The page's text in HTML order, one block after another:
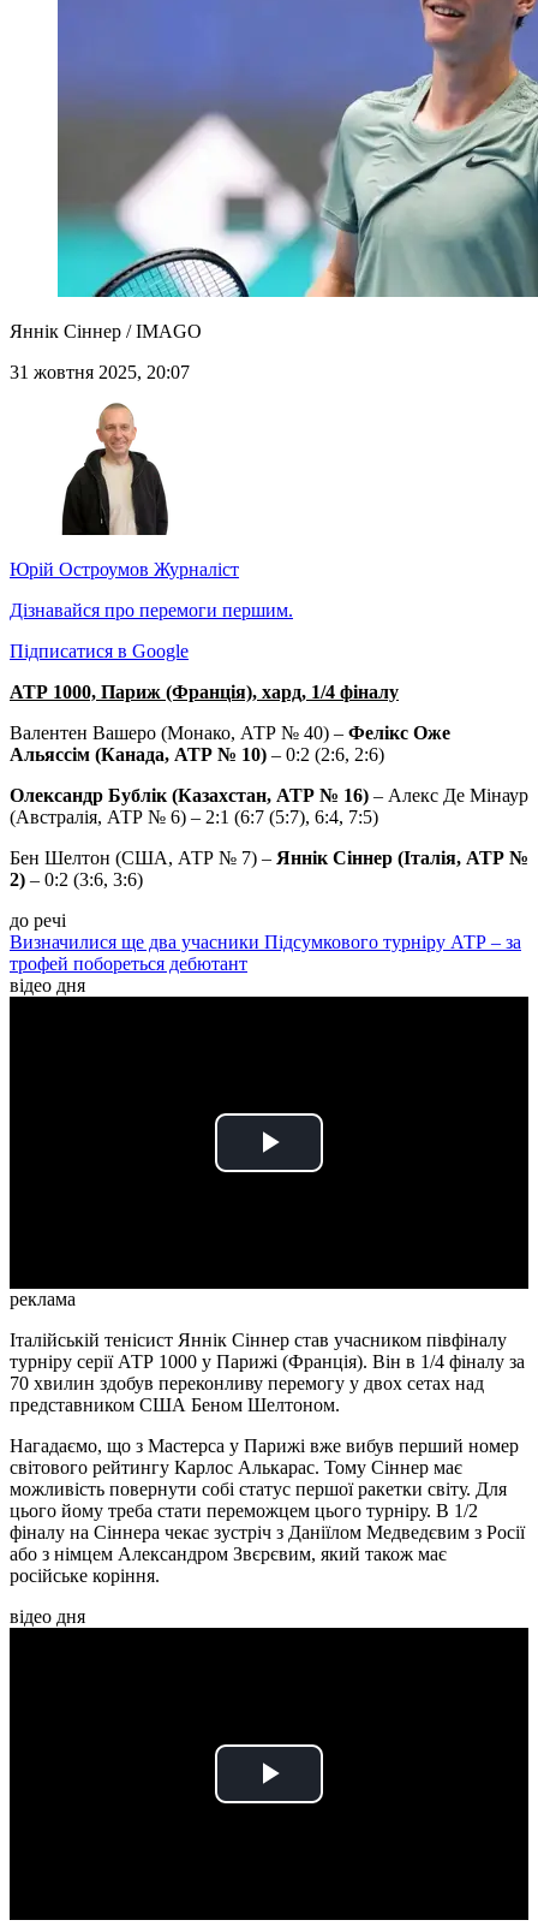
Яннік Сіннер / IMAGO
31 жовтня 2025, 20:07
Юрій Остроумов Журналіст
Дізнавайся про перемоги першим.
Підписатися в Google
АТР 1000, Париж (Франція), хард, 1/4 фіналу
Валентен Вашеро (Монако, АТР № 40) – Фелікс Оже
Альяссім (Канада, АТР № 10) – 0:2 (2:6, 2:6)
Олександр Бублік (Казахстан, АТР № 16) – Алекс Де Мінаур
(Австралія, АТР № 6) – 2:1 (6:7 (5:7), 6:4, 7:5)
Бен Шелтон (США, АТР № 7) – Яннік Сіннер (Італія, АТР №
2) – 0:2 (3:6, 3:6)
до речі
Визначилися ще два учасники Підсумкового турніру АТР – за
трофей побореться дебютант
відео дня
Play
реклама
Італійській тенісист Яннік Сіннер став учасником півфіналу
турніру серії АТР 1000 у Парижі (Франція). Він в 1/4 фіналу за
70 хвилин здобув переконливу перемогу у двох сетах над
представником США Беном Шелтоном.
Нагадаємо, що з Мастерса у Парижі вже вибув перший номер
світового рейтингу Карлос Алькарас. Тому Сіннер має
можливість повернути собі статус першої ракетки світу. Для
цього йому треба стати переможцем цього турніру. В 1/2
фіналу на Сіннера чекає зустріч з Даніїлом Медведєвим з Росії
або з німцем Александром Звєрєвим, який також має
російське коріння.
відео дня
Play